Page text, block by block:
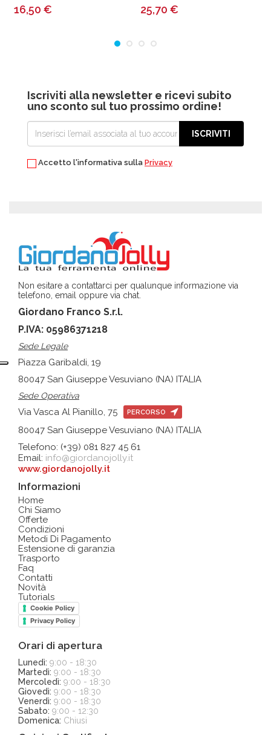
16,50 € 25,70 €
Iscriviti alla newsletter e ricevi subito
uno sconto sul tuo prossimo ordine!
ISCRIVITI
Accetto l'informativa sulla Privacy
Non esitare a contattarci per qualunque informazione via
telefono, email oppure via chat.
Giordano Franco S.r.l.
P.IVA: 05986371218
Sede Legale
Piazza Garibaldi, 19
80047 San Giuseppe Vesuviano (NA) ITALIA
Sede Operativa
Via Vasca Al Pianillo, 75 PERCORSO
80047 San Giuseppe Vesuviano (NA) ITALIA
Telefono: (+39) 081 827 45 61
Email: info@giordanojolly.it
www.giordanojolly.it
Informazioni
Home
Chi Siamo
Offerte
Condizioni
Metodi Di Pagamento
Estensione di garanzia
Trasporto
Faq
Contatti
Novità
Tutorials
Cookie Policy
Privacy Policy
Orari di apertura
Lunedì: 9:00 - 18:30
Martedì: 9:00 - 18:30
Mercoledì: 9:00 - 18:30
Giovedì: 9:00 - 18:30
Venerdì: 9:00 - 18:30
Sabato: 9:00 - 12:30
Domenica: Chiusi